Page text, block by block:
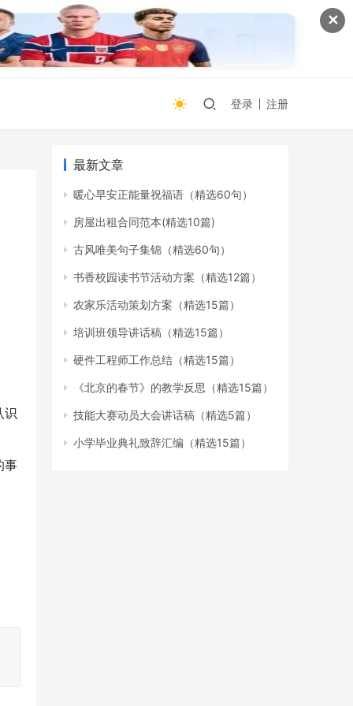
✕
登录 注册
识
事
最新文章
暖心早安正能量祝福语（精选60句）
房屋出租合同范本(精选10篇)
古风唯美句子集锦（精选60句）
书香校园读书节活动方案（精选12篇）
农家乐活动策划方案（精选15篇）
培训班领导讲话稿（精选15篇）
硬件工程师工作总结（精选15篇）
《北京的春节》的教学反思（精选15篇）
技能大赛动员大会讲话稿（精选5篇）
小学毕业典礼致辞汇编（精选15篇）